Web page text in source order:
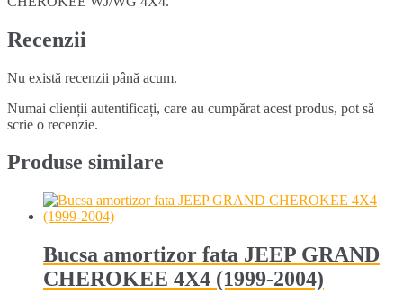
Recenzii
Nu există recenzii până acum.
Numai clienții autentificați, care au cumpărat acest produs, pot să
scrie o recenzie.
Produse similare
Bucsa amortizor fata JEEP GRAND
CHEROKEE 4X4 (1999-2004)